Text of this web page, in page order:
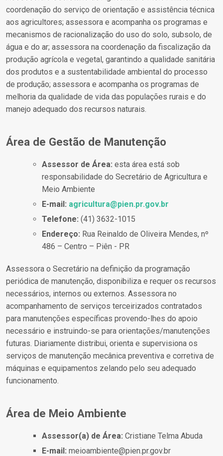
coordenação do serviço de orientação e assistência técnica
aos agricultores; assessora e acompanha os programas e
mecanismos de racionalização do uso do solo, subsolo, de
água e do ar; assessora na coordenação da fiscalização da
produção agrícola e vegetal, garantindo a qualidade sanitária
dos produtos e a sustentabilidade ambiental do processo
de produção; assessora e acompanha os programas de
melhoria da qualidade de vida das populações rurais e do
manejo adequado dos recursos naturais.
Área de Gestão de Manutenção
Assessor de Área: esta área está sob
responsabilidade do Secretário de Agricultura e
Meio Ambiente
E-mail: agricultura@pien.pr.gov.br
Telefone: (41) 3632-1015
Endereço: Rua Reinaldo de Oliveira Mendes, nº
486 – Centro – Piên - PR
Assessora o Secretário na definição da programação
periódica de manutenção, disponibiliza e requer os recursos
necessários, internos ou externos. Assessora no
acompanhamento de serviços terceirizados contratados
para manutenções específicas provendo-lhes do apoio
necessário e instruindo-se para orientações/manutenções
futuras. Diariamente distribui, orienta e supervisiona os
serviços de manutenção mecânica preventiva e corretiva de
máquinas e equipamentos zelando pelo seu adequado
funcionamento.
Área de Meio Ambiente
Assessor(a) de Área: Cristiane Telma Abuda
E-mail: meioambiente@pien.pr.gov.br